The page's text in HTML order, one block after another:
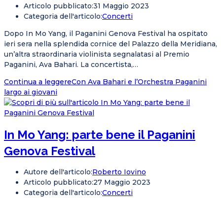
Articolo pubblicato:31 Maggio 2023
Categoria dell'articolo:Concerti
Dopo In Mo Yang, il Paganini Genova Festival ha ospitato
ieri sera nella splendida cornice del Palazzo della Meridiana,
un’altra straordinaria violinista segnalatasi al Premio
Paganini, Ava Bahari. La concertista,…
Continua a leggereCon Ava Bahari e l’Orchestra Paganini
largo ai giovani
In Mo Yang: parte bene il Paganini
Genova Festival
Autore dell'articolo:Roberto Iovino
Articolo pubblicato:27 Maggio 2023
Categoria dell'articolo:Concerti